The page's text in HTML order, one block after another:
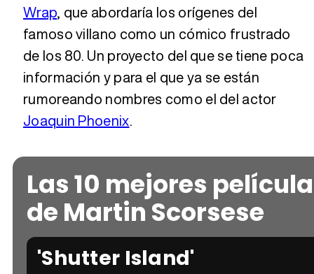
Wrap, que abordaría los orígenes del
famoso villano como un cómico frustrado
de los 80. Un proyecto del que se tiene poca
información y para el que ya se están
rumoreando nombres como el del actor
Joaquin Phoenix.
Las 10 mejores
de Martin Scorsese
'Shutter Island'